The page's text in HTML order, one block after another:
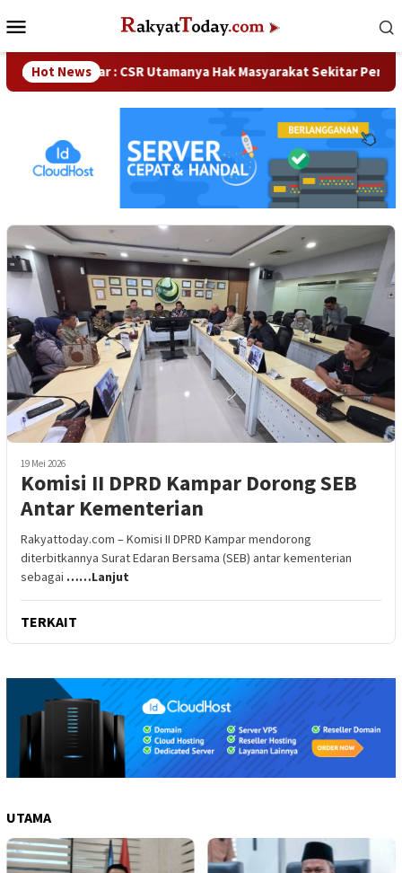
ke
Mobile
Hot News
Kampar : CSR Utamanya Hak Masyarakat Sekitar Perusahaan
19 Mei 2026
Komisi II DPRD Kampar Dorong SEB
Antar Kementerian
Rakyattoday.com – Komisi II DPRD Kampar mendorong
diterbitkannya Surat Edaran Bersama (SEB) antar kementerian
sebagai ……Lanjut
TERKAIT
UTAMA